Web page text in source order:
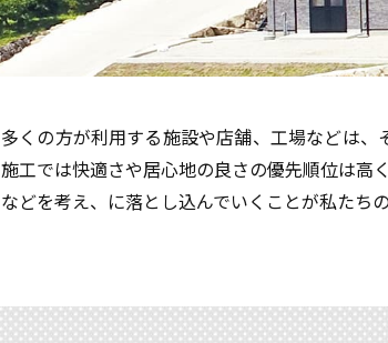
多くの方が利用する施設や店舗、工場などは
施工では快適さや居心地の良さの優先順位は高
などを考え、に落とし込んでいくことが私たちの